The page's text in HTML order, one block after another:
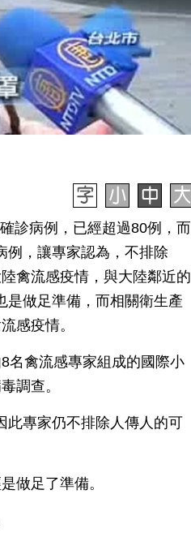
診病例，已經超過80例，而
例，讓專家認為，不排除
禽流感疫情，與大陸鄰近的
是做足準備，而相關衛生產
感疫情。
名禽流感專家組成的國際小
調查。
此專家仍不排除人傳人的可
做足了準備。